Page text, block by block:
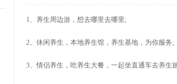
1、养生周边游，想去哪里去哪里;
2、休闲养生，本地养生馆，养生基地，为你服务;
3、情侣养生，吃养生大餐，一起坐直通车去养生